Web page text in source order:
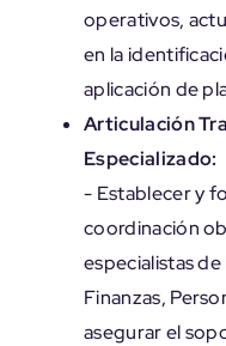
operativos,
en la
aplicación de
Articulación
Especializado:
- Establecer y
coordinación
especialistas
Finanzas,
asegurar el